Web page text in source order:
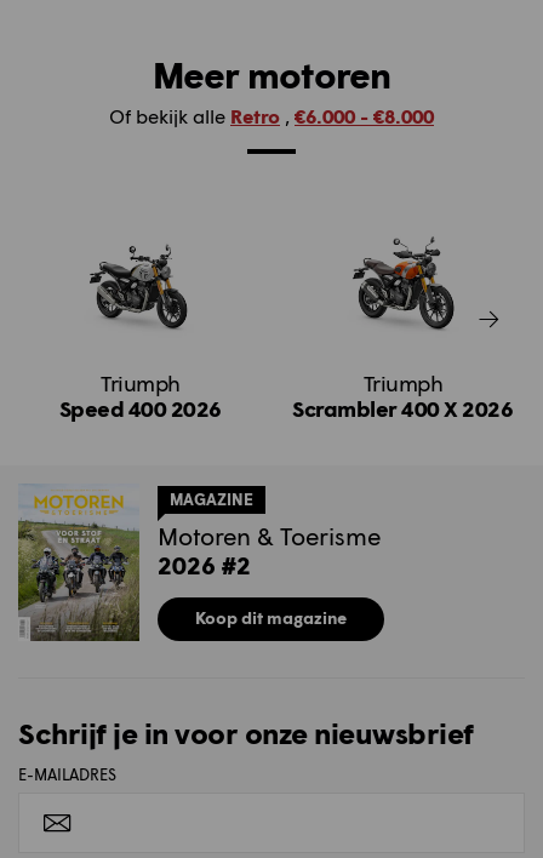
Meer motoren
Of bekijk alle Retro , €6.000 - €8.000
Triumph
Speed 400 2026
Triumph
Scrambler 400 X 2026
MAGAZINE
Motoren & Toerisme
2026 #2
Koop dit magazine
Schrijf je in voor onze nieuwsbrief
E-MAILADRES